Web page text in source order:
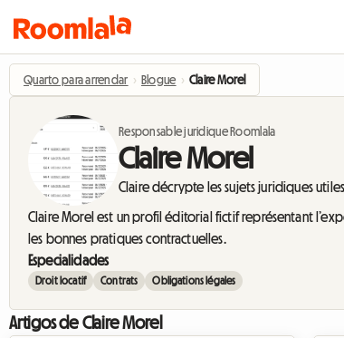
Quarto para arrendar › Blogue › Claire Morel
Responsable juridique Roomlala
Claire Morel
Claire décrypte les sujets juridiques
Claire Morel est un profil éditorial fictif représentant
les bonnes pratiques contractuelles.
Especialidades
Droit locatif Contrats Obligations légales
Artigos de Claire Morel